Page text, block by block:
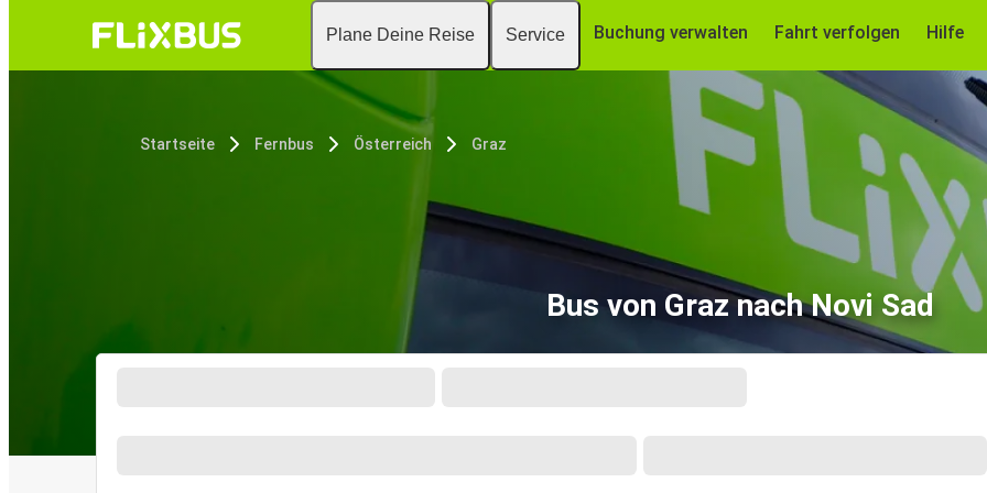
Plane Deine Reise Service Buchung verwalten Fahrt verfolgen Hilfe
Startseite Fernbus Österreich Graz
Bus von Graz nach Novi Sad